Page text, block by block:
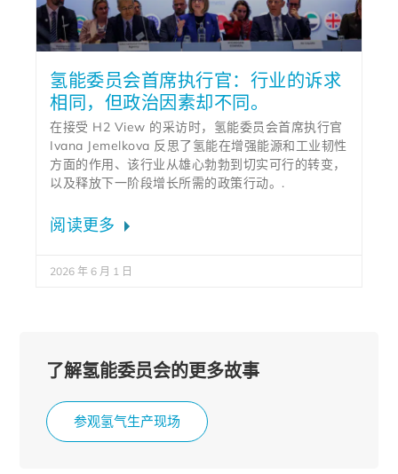
氢能委员会首席执行官：行业的诉求
相同，但政治因素却不同。
在接受 H2 View 的采访时，氢能委员会首席执行官
Ivana Jemelkova 反思了氢能在增强能源和工业韧性
方面的作用、该行业从雄心勃勃到切实可行的转变，
以及释放下一阶段增长所需的政策行动。.
阅读更多
2026 年 6 月 1 日
了解氢能委员会的更多故事
参观氢气生产现场